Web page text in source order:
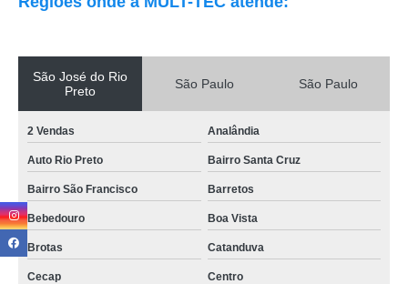
São José do Rio
Preto
São Paulo São Paulo
2 Vendas Analândia
Auto Rio Preto Bairro Santa Cruz
Bairro São Francisco Barretos
Bebedouro Boa Vista
Brotas Catanduva
Cecap Centro